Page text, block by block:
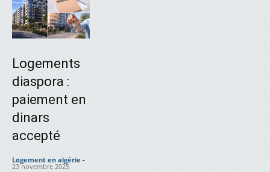
Logements
diaspora :
paiement en
dinars
accepté
Logement en algérie -
23 novembre 2025